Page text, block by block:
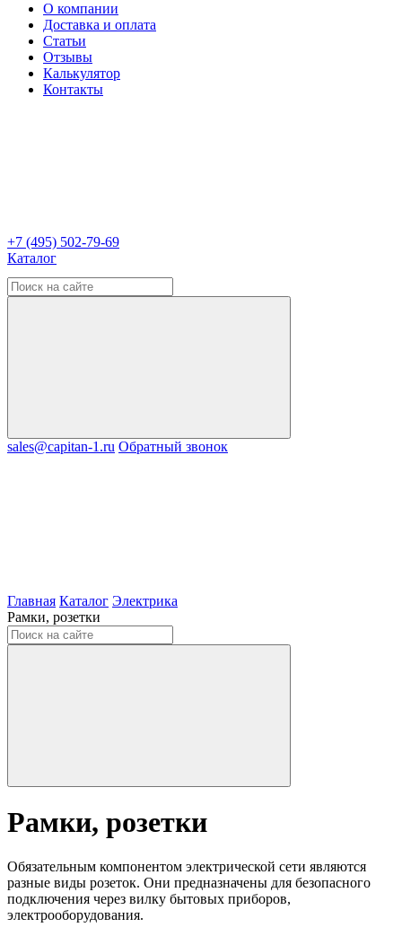
О компании
Доставка и оплата
Статьи
Отзывы
Калькулятор
Контакты
+7 (495) 502-79-69
Каталог
sales@capitan-1.ru Обратный звонок
Главная Каталог Электрика
Рамки, розетки
Рамки, розетки
Обязательным компонентом электрической сети являются
разные виды розеток. Они предназначены для безопасного
подключения через вилку бытовых приборов,
электрооборудования.